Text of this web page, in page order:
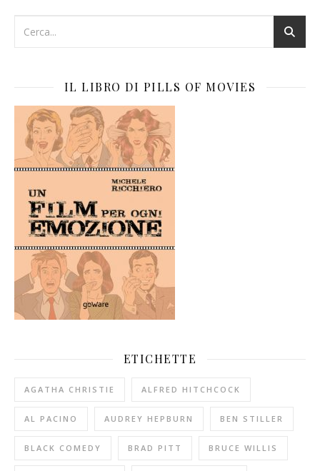
IL LIBRO DI PILLS OF MOVIES
ETICHETTE
AGATHA CHRISTIE ALFRED HITCHCOCK
AL PACINO AUDREY HEPBURN BEN STILLER
BLACK COMEDY BRAD PITT BRUCE WILLIS